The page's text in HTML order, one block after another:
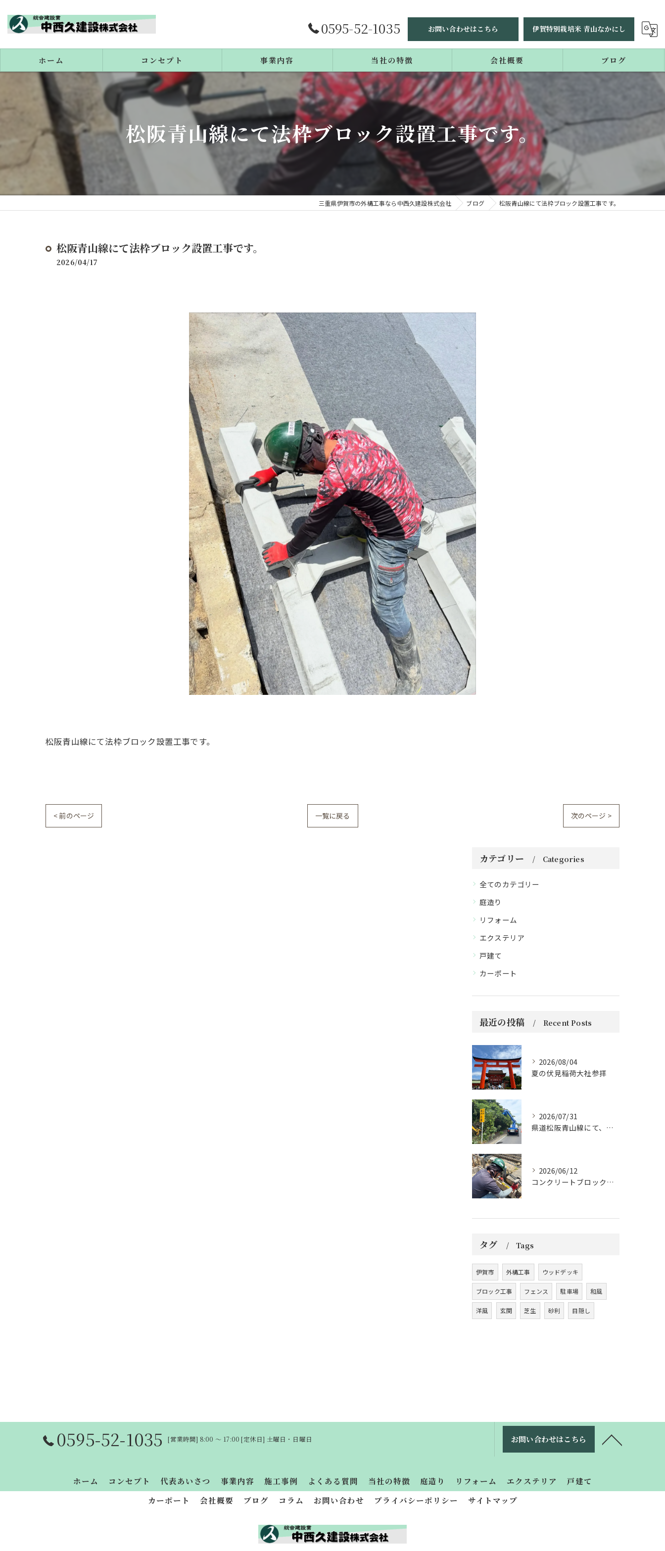
0595-52-1035 お問い合わせはこちら 伊賀特別栽培米 青山なかにし
ホーム コンセプト
代表あいさつ
事業内容
施工事例
よくある質問
当社の特徴
庭造り
リフォーム
エクステリア
カーポート
会社概要 ブログ
松阪青山線にて法枠ブロック設置工事です。
三重県伊賀市の外構工事なら中西久建設株式会社 ブログ 松阪青山線にて法枠ブロック設置工事です。
松阪青山線にて法枠ブロック設置工事です。
2026/04/17
松阪青山線にて法枠ブロック設置工事です。
< 前のページ 一覧に戻る 次のページ >
カテゴリー Categories
全てのカテゴリー
庭造り
リフォーム
エクステリア
戸建て
カーポート
最近の投稿 Recent Posts
2026/08/04
夏の伏見稲荷大社参拝
2026/07/31
県道松阪青山線にて、支障木の伐採作業を行いました🌲
2026/06/12
コンクリートブロックの設置工事です。
タグ Tags
伊賀市 外構工事 ウッドデッキ
ブロック工事 フェンス 駐車場 和風
洋風 玄関 芝生 砂利 目隠し
0595-52-1035 [営業時間] 8:00 〜 17:00 [定休日] 土曜日・日曜日 お問い合わせはこちら
ホーム コンセプト 代表あいさつ 事業内容 施工事例 よくある質問 当社の特徴 庭造り リフォーム エクステリア
戸建て
カーポート
会社概要 ブログ コラム お問い合わせ プライバシーポリシー サイトマップ